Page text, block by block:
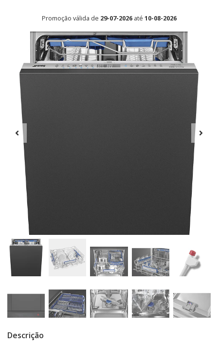
Promoção válida de 29-07-2026até 10-08-2026
Descrição